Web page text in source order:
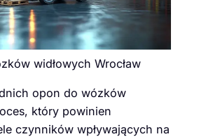
widłowych Wrocław
opon do wózków
który powinien
czynników wpływających na